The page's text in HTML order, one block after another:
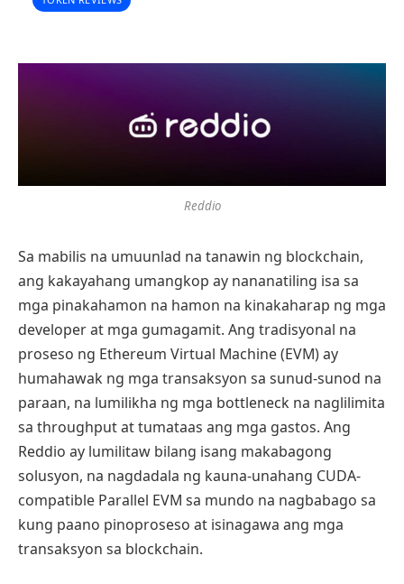
Reddio
Sa mabilis na umuunlad na tanawin ng blockchain,
ang kakayahang umangkop ay nananatiling isa sa
mga pinakahamon na hamon na kinakaharap ng mga
developer at mga gumagamit. Ang tradisyonal na
proseso ng Ethereum Virtual Machine (EVM) ay
humahawak ng mga transaksyon sa sunud-sunod na
paraan, na lumilikha ng mga bottleneck na naglilimita
sa throughput at tumataas ang mga gastos. Ang
Reddio ay lumilitaw bilang isang makabagong
solusyon, na nagdadala ng kauna-unahang CUDA-
compatible Parallel EVM sa mundo na nagbabago sa
kung paano pinoproseso at isinagawa ang mga
transaksyon sa blockchain.